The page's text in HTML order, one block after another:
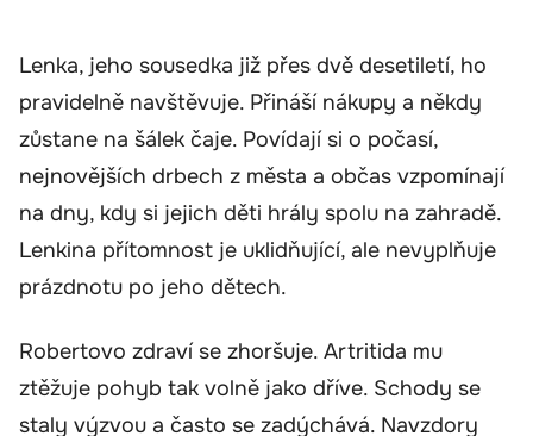
Lenka, jeho sousedka již přes dvě desetiletí, ho
pravidelně navštěvuje. Přináší nákupy a někdy
zůstane na šálek čaje. Povídají si o počasí,
nejnovějších drbech z města a občas vzpomínají
na dny, kdy si jejich děti hrály spolu na zahradě.
Lenkina přítomnost je uklidňující, ale nevyplňuje
prázdnotu po jeho dětech.
Robertovo zdraví se zhoršuje. Artritida mu
ztěžuje pohyb tak volně jako dříve. Schody se
staly výzvou a často se zadýchává. Navzdory